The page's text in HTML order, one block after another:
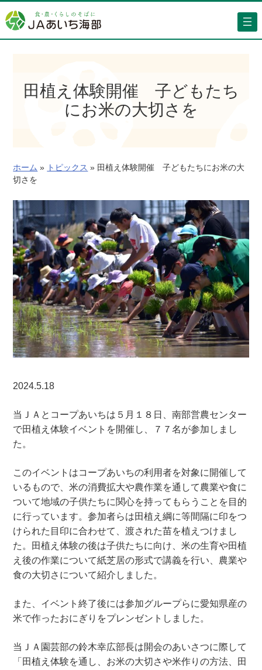
容
を
田植え体験開催 子どもたち
にお米の大切さを
ホーム » トピックス » 田植え体験開催 子どもたちにお米の大
切さを
2024.5.18
当ＪＡとコープあいちは５月１８日、南部営農センター
で田植え体験イベントを開催し、７７名が参加しまし
た。
このイベントはコープあいちの利用者を対象に開催して
いるもので、米の消費拡大や農作業を通して農業や食に
ついて地域の子供たちに関心を持ってもらうことを目的
に行っています。参加者らは田植え綱に等間隔に印をつ
けられた目印に合わせて、渡された苗を植えつけまし
た。田植え体験の後は子供たちに向け、米の生育や田植
え後の作業について紙芝居の形式で講義を行い、農業や
食の大切さについて紹介しました。
また、イベント終了後には参加グループらに愛知県産の
米で作ったおにぎりをプレンゼントしました。
当ＪＡ園芸部の鈴木幸広部長は開会のあいさつに際して
「田植え体験を通し、お米の大切さや米作りの方法、田